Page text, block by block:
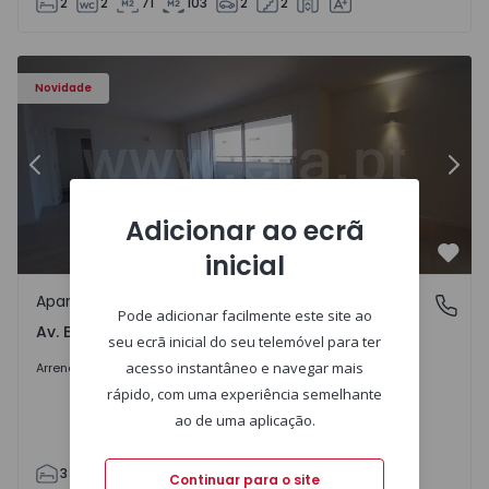
Novidade
Apartamento T3 Porto, Av. Boavista - 1575472 - 5
Anterior
Av. Boavista, Porto
Apartamento
Av. Boavista, Porto
Arrendar 2.300 €/mês
3 142 2 4
Adicionar ao ecrã
inicial
Pode adicionar facilmente este site ao
seu ecrã inicial do seu telemóvel para ter
acesso instantâneo e navegar mais
rápido, com uma experiência semelhante
ao de uma aplicação.
Continuar para o site